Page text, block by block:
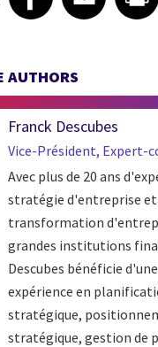
AUTHORS
Franck Descubes
Vice-Président, Expert-
Avec plus de 20 ans
stratégie d'entreprise et
transformation
grandes institutions
Descubes bénéficie
expérience en
stratégique,
stratégique, gestion de